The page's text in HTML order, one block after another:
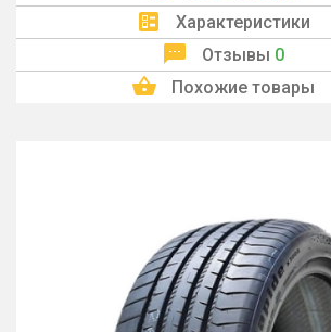
Характеристики
Отзывы 0
Похожие товары